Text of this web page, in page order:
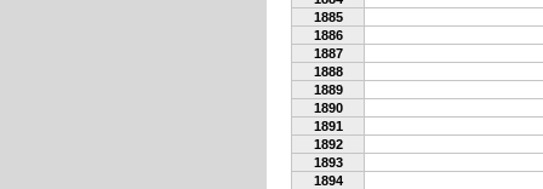
1885
1886
1887
1888
1889
1890
1891
1892
1893
1894